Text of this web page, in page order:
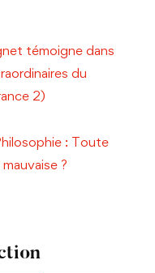
témoigne dans
du
2)
: Toute
?